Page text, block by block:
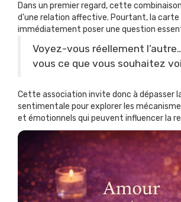
Dans un premier regard, cette
d’une relation affective. Pourtant, la
immédiatement poser une question
Voyez-vous réellement
vous ce que vous souhaitez
Cette association invite donc à dépasser
sentimentale pour explorer les
et émotionnels qui peuvent influencer la